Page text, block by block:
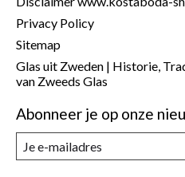
Privacy Policy
Sitemap
Glas uit Zweden | Historie,
van Zweeds Glas
Abonneer je op onze